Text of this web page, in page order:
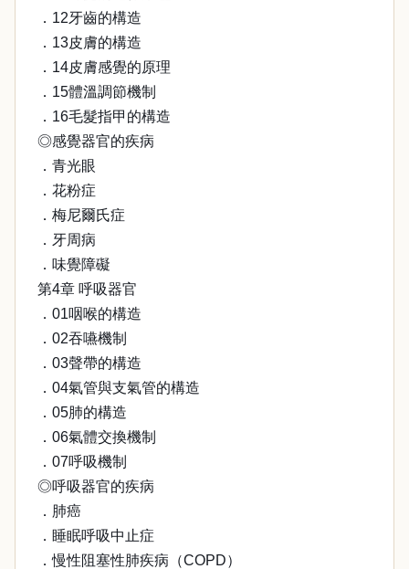
．12牙齒的構造
．13皮膚的構造
．14皮膚感覺的原理
．15體溫調節機制
．16毛髮指甲的構造
◎感覺器官的疾病
．青光眼
．花粉症
．梅尼爾氏症
．牙周病
．味覺障礙
第4章 呼吸器官
．01咽喉的構造
．02吞嚥機制
．03聲帶的構造
．04氣管與支氣管的構造
．05肺的構造
．06氣體交換機制
．07呼吸機制
◎呼吸器官的疾病
．肺癌
．睡眠呼吸中止症
．慢性阻塞性肺疾病（COPD）